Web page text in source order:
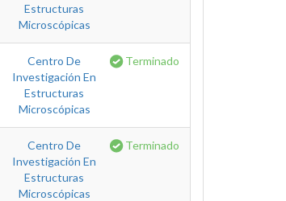
Estructuras
Microscópicas
Centro De
Investigación En
Estructuras
Microscópicas
Terminado
Centro De
Investigación En
Estructuras
Microscópicas
Terminado